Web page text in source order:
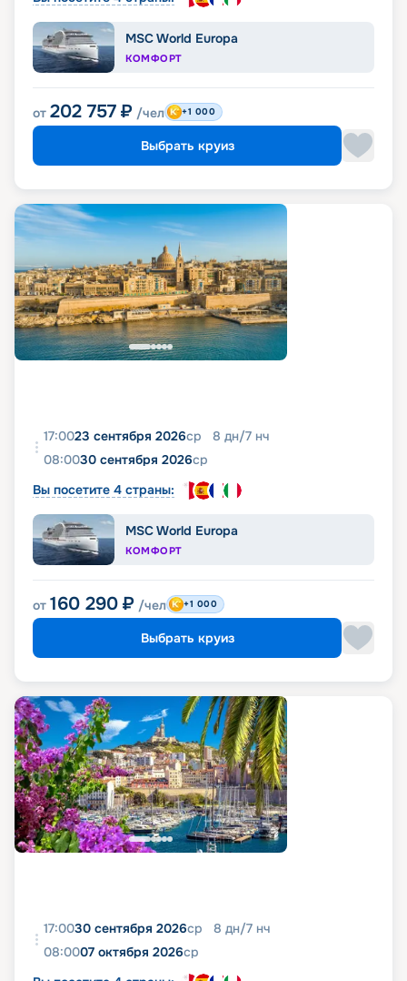
MSC World Europa
КОМФОРТ
от 202 757 ₽ /чел +1 000
Выбрать круиз
17:0023 сентября 2026ср 8 дн/7 нч
08:0030 сентября 2026ср
Вы посетите 4 страны:
MSC World Europa
КОМФОРТ
от 160 290 ₽ /чел +1 000
Выбрать круиз
17:0030 сентября 2026ср 8 дн/7 нч
08:0007 октября 2026ср